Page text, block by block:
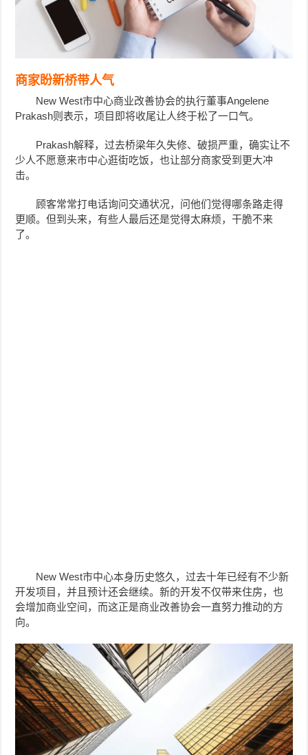
商家盼新桥带人气
New West市中心商业改善协会的执行董事Angelene
Prakash则表示，项目即将收尾让人终于松了一口气。
Prakash解释，过去桥梁年久失修、破损严重，确实让不
少人不愿意来市中心逛街吃饭，也让部分商家受到更大冲
击。
顾客常常打电话询问交通状况，问他们觉得哪条路走得
更顺。但到头来，有些人最后还是觉得太麻烦，干脆不来
了。
New West市中心本身历史悠久，过去十年已经有不少新
开发项目，并且预计还会继续。新的开发不仅带来住房，也
会增加商业空间，而这正是商业改善协会一直努力推动的方
向。